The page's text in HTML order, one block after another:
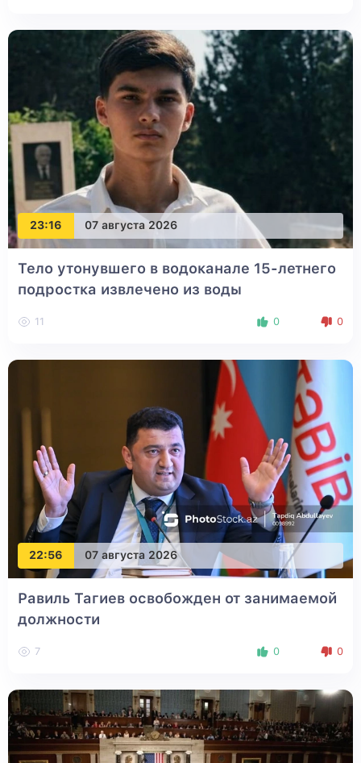
23:16 07 августа 2026
Тело утонувшего в водоканале 15-летнего
подростка извлечено из воды
11 0 0
22:56 07 августа 2026
Равиль Тагиев освобожден от занимаемой
должности
7 0 0